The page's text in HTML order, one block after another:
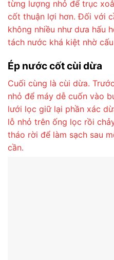
từng lượng nhỏ để trục
cốt thuận lợi hơn. Đối với
không nhiều như dưa hấu
tách nước khá kiệt nhờ
Ép nước cốt cùi dừa
Cuối cùng là cùi dừa.
nhỏ để máy dễ cuốn vào
lưới lọc giữ lại phần xác
lỗ nhỏ trên ống lọc rồi
tháo rời để làm sạch sau
cần.